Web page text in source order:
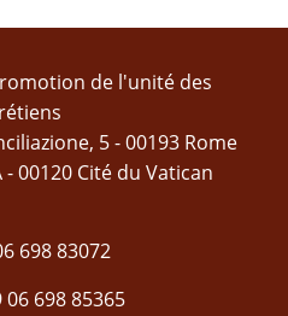
de l'unité des
5 - 00193 Rome
00120 Cité du Vatican
698 83072
06 698 85365